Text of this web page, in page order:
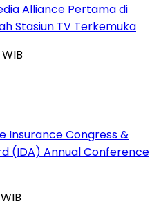
Alliance Pertama di
Stasiun TV Terkemuka
Insurance Congress &
(IDA) Annual Conference